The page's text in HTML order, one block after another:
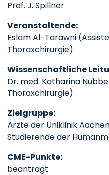
Prof. J. Spillner
Veranstaltende:
Eslam Al-Tarawni
Thoraxchirurgie)
Wissenschaftliche
Dr. med. Katharina
Thoraxchirurgie)
Zielgruppe:
Ärzte der Uniklinik
Studierende der
CME-Punkte:
beantragt